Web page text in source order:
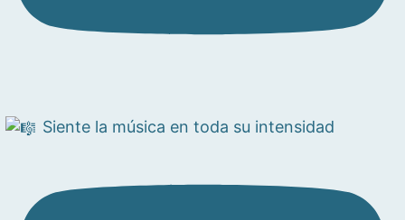
Siente la música en toda su intensidad